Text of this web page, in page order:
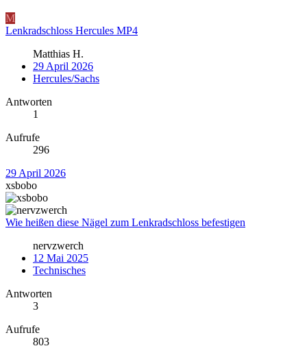
M
Lenkradschloss Hercules MP4
Matthias H.
29 April 2026
Hercules/Sachs
Antworten
1
Aufrufe
296
29 April 2026
xsbobo
Wie heißen diese Nägel zum Lenkradschloss befestigen
nervzwerch
12 Mai 2025
Technisches
Antworten
3
Aufrufe
803